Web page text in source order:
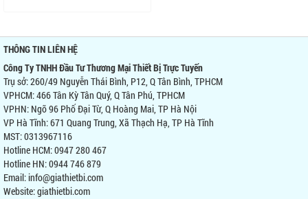
THÔNG TIN LIÊN HỆ
Công Ty TNHH Đầu Tư Thương Mại Thiết Bị Trực Tuyến
Trụ sở: 260/49 Nguyễn Thái Bình, P12, Q Tân Bình, TPHCM
VPHCM: 466 Tân Kỳ Tân Quý, Q Tân Phú, TPHCM
VPHN: Ngõ 96 Phố Đại Từ, Q Hoàng Mai, TP Hà Nội
VP Hà Tĩnh: 671 Quang Trung, Xã Thạch Hạ, TP Hà Tĩnh
MST: 0313967116
Hotline HCM: 0947 280 467
Hotline HN: 0944 746 879
Email: info@giathietbi.com
Website:giathietbi.com